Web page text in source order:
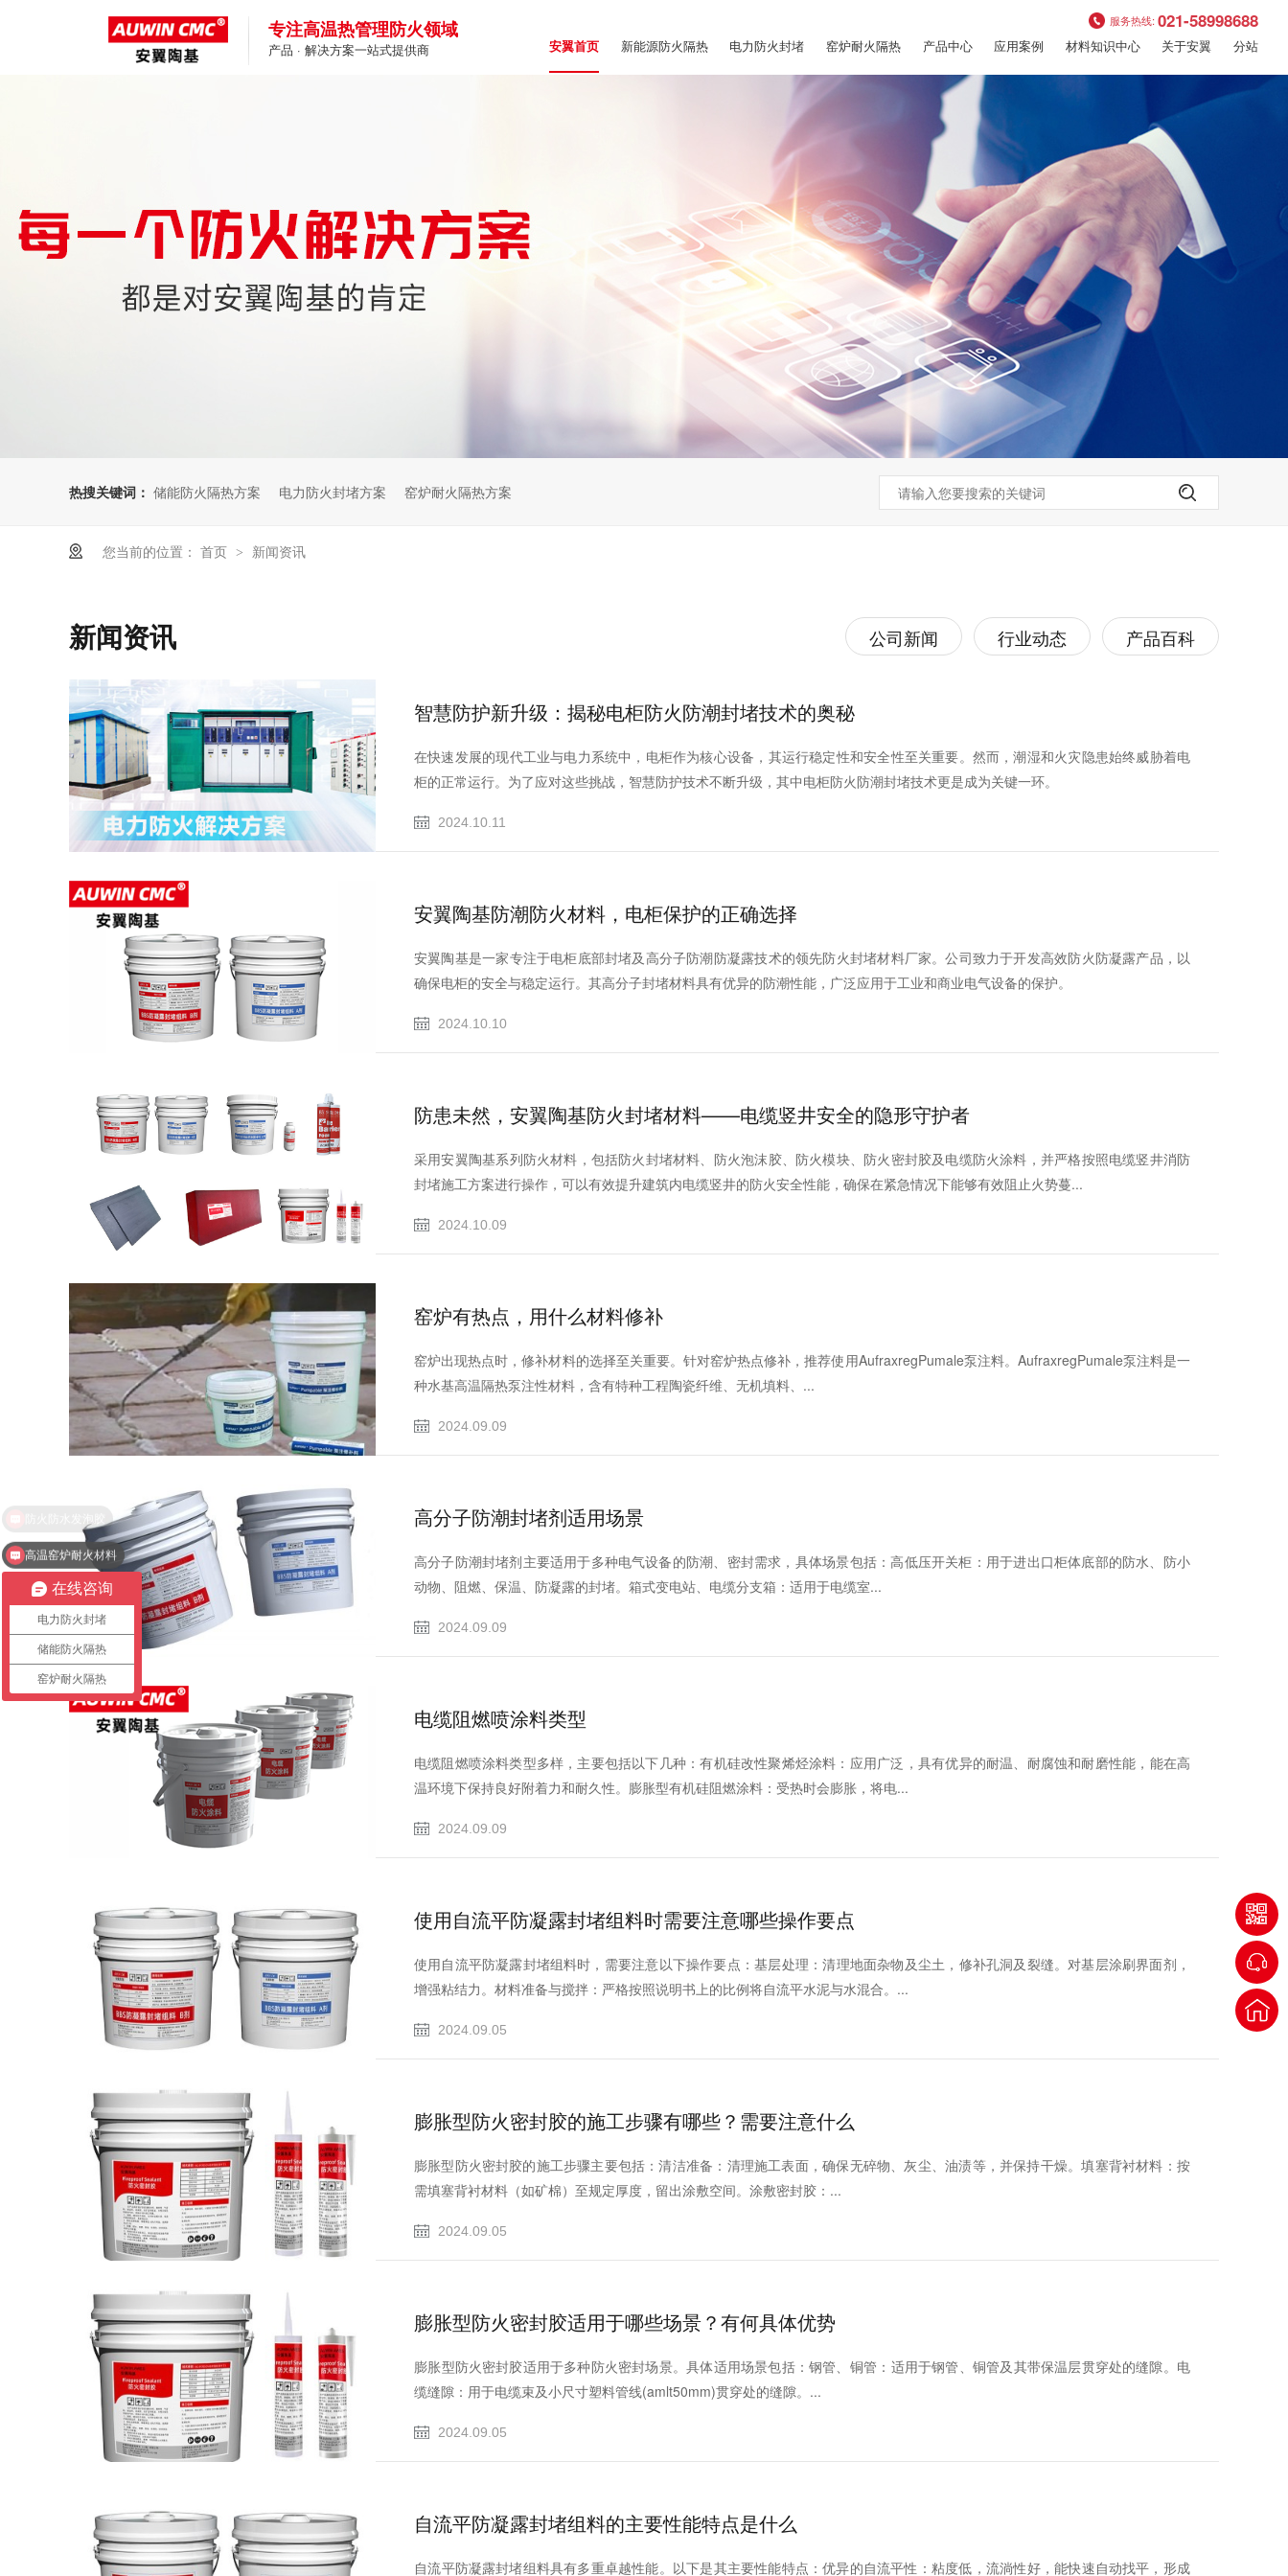
专注高温热管理防火领域
产品 · 解决方案一站式提供商
服务热线:021-58998688
安翼首页 新能源防火隔热 电力防火封堵 窑炉耐火隔热 产品中心 应用案例 材料知识中心 关于安翼 分站
热搜关键词： 储能防火隔热方案 电力防火封堵方案 窑炉耐火隔热方案
您当前的位置： 首页 > 新闻资讯
新闻资讯 公司新闻 行业动态 产品百科
智慧防护新升级：揭秘电柜防火防潮封堵技术的奥秘
在快速发展的现代工业与电力系统中，电柜作为核心设备，其运行稳定性和安全性至关重要。然而，潮湿和火灾隐患始终威胁着电
柜的正常运行。为了应对这些挑战，智慧防护技术不断升级，其中电柜防火防潮封堵技术更是成为关键一环。
2024.10.11
安翼陶基防潮防火材料，电柜保护的正确选择
安翼陶基是一家专注于电柜底部封堵及高分子防潮防凝露技术的领先防火封堵材料厂家。公司致力于开发高效防火防凝露产品，以
确保电柜的安全与稳定运行。其高分子封堵材料具有优异的防潮性能，广泛应用于工业和商业电气设备的保护。
2024.10.10
防患未然，安翼陶基防火封堵材料——电缆竖井安全的隐形守护者
采用安翼陶基系列防火材料，包括防火封堵材料、防火泡沫胶、防火模块、防火密封胶及电缆防火涂料，并严格按照电缆竖井消防
封堵施工方案进行操作，可以有效提升建筑内电缆竖井的防火安全性能，确保在紧急情况下能够有效阻止火势蔓...
2024.10.09
窑炉有热点，用什么材料修补
窑炉出现热点时，‌修补材料的选择至关重要。‌针对窑炉热点修补，‌推荐使用‌AufraxregPumale泵注料。‌AufraxregPumale泵注料是一
种水基高温隔热泵注性材料，含有特种工程陶瓷纤维、无机填料、...
2024.09.09
高分子防潮封堵剂适用场景
高分子防潮封堵剂主要适用于多种电气设备的防潮、‌密封需求，‌具体场景包括：‌‌高低压开关柜‌：‌用于进出口柜体底部的防水、‌防小
动物、‌阻燃、‌保温、‌防凝露的封堵。‌‌箱式变电站、‌电缆分支箱‌：‌适用于电缆室...
2024.09.09
电缆阻燃喷涂料类型
电缆阻燃喷涂料类型多样，‌主要包括以下几种：‌‌有机硅改性聚烯烃涂料‌：‌应用广泛，‌具有优异的耐温、‌耐腐蚀和耐磨性能，‌能在高
温环境下保持良好附着力和耐久性。‌‌膨胀型有机硅阻燃涂料‌：‌受热时会膨胀，‌将电...
2024.09.09
使用自流平防凝露封堵组料时需要注意哪些操作要点
使用自流平防凝露封堵组料时，‌需要注意以下操作要点：‌‌基层处理‌：‌清理地面杂物及尘土，‌修补孔洞及裂缝。‌对基层涂刷界面剂，‌
增强粘结力。‌‌材料准备与搅拌‌：‌严格按照说明书上的比例将自流平水泥与水混合。‌...
2024.09.05
膨胀型防火密封胶的施工步骤有哪些？‌需要注意什么
膨胀型防火密封胶的施工步骤主要包括：‌‌清洁准备‌：‌清理施工表面，‌确保无碎物、‌灰尘、‌油渍等，‌并保持干燥。‌‌填塞背衬材料‌：‌按
需填塞背衬材料（‌如矿棉）‌至规定厚度，‌留出涂敷空间。‌‌涂敷密封胶‌：...
2024.09.05
膨胀型防火密封胶适用于哪些场景？‌有何具体优势
‌膨胀型防火密封胶适用于多种防火密封场景‌。‌具体适用场景包括：‌‌钢管、‌铜管‌：‌适用于钢管、‌铜管及其带保温层贯穿处的缝隙。‌‌电
缆缝隙‌：‌用于电缆束及小尺寸塑料管线(amlt50mm)贯穿处的缝隙。‌‌...
2024.09.05
自流平防凝露封堵组料的主要性能特点是什么
‌自流平防凝露封堵组料具有多重卓越性能‌。‌以下是其主要性能特点：‌‌优异的自流平性‌：‌粘度低，‌流淌性好，‌能快速自动找平，‌形成
在线咨询
电力防火封堵
储能防火隔热
窑炉耐火隔热
高温窑炉耐火材料